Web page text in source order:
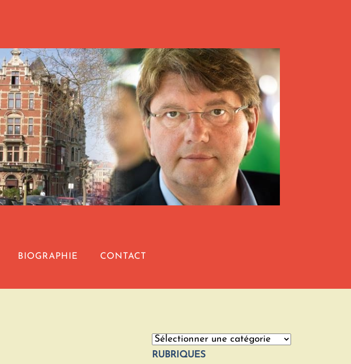
BIOGRAPHIE CONTACT
Catégories
RUBRIQUES